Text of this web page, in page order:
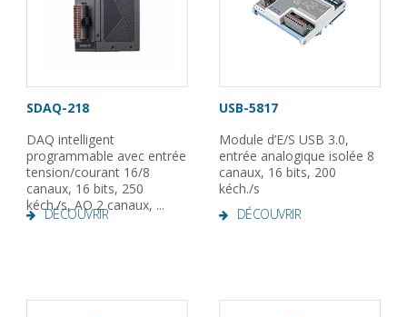
SDAQ-218
DAQ intelligent
programmable avec entrée
tension/courant 16/8
canaux, 16 bits, 250
kéch./s, AO 2 canaux, ...
DÉCOUVRIR
USB-5817
Module d’E/S USB 3.0,
entrée analogique isolée 8
canaux, 16 bits, 200
kéch./s
DÉCOUVRIR